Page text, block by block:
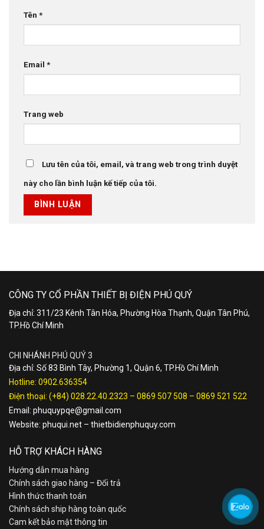
Tên *
Email *
Trang web
Lưu tên của tôi, email, và trang web trong trình duyệt
này cho lần bình luận kế tiếp của tôi.
CÔNG TY CỔ PHẦN THIẾT BỊ ĐIỆN PHÚ QUÝ
Địa chỉ: 311/23 Kênh Tân Hóa, Phường Hòa Thạnh, Quận Tân Phú,
TP.Hồ Chí Minh
CHI NHÁNH PHÚ QUÝ 3
Địa chỉ: Số 83 Bình Tây, Phường 1, Quận 6, TP.Hồ Chí Minh
Hotline: 0902.636354
Điện thoại: (+84) 028.22.40.2323 – 0869 507 508 – 0869 521 522
Email: phuquypqe@gmail.com
Website: phuqui.net – thietbidienphuquy.com
HỖ TRỢ KHÁCH HÀNG
Hướng dẫn mua hàng
Chính sách giao hàng – Đổi trả
Hình thức thanh toán
Chính sách ship hàng toàn quốc
Cam kết bảo mật thông tin